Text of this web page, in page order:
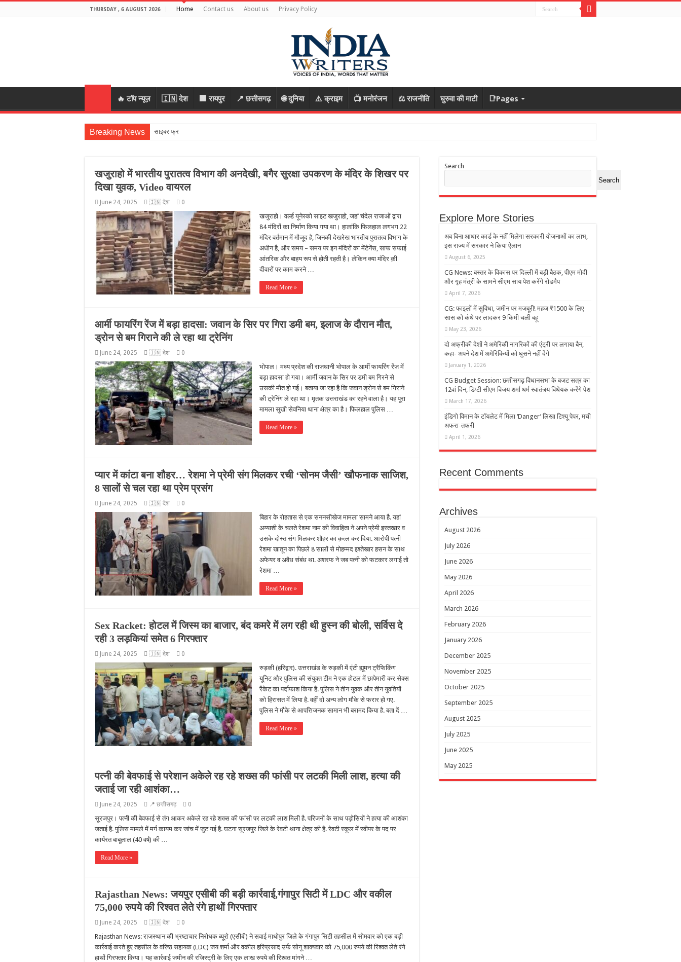
THURSDAY , 6 AUGUST 2026 Home Contact us About us Privacy Policy
🔥 टॉप न्यूज़ 🇮🇳 देश 🏢 रायपुर 📍 छत्तीसगढ़ 🌐 दुनिया ⚠️ क्राइम 📺 मनोरंजन ⚖️ राजनीति घुरुवा की माटी 📑Pages
Breaking News साइबर फ्राड मामले में बीजेपी ने
खजुराहो में भारतीय पुरातत्व विभाग की अनदेखी, बगैर सुरक्षा उपकरण के मंदिर के शिखर पर
दिखा युवक, Video वायरल
June 24, 2025 🇮🇳 देश 0
खजुराहो। वर्ल्ड यूनेस्को साइट खजुराहो, जहां चंदेल राजाओं द्वारा
84 मंदिरों का निर्माण किया गया था। हालांकि फिलहाल लगभग 22
मंदिर वर्तमान में मौजूद है, जिनकी देखरेख भारतीय पुरातत्व विभाग के
अधीन है, और समय – समय पर इन मंदिरों का मेंटेनेंस, साफ सफाई
आंतरिक और बाहय रूप से होती रहती है। लेकिन क्या मंदिर क़ी
दीवारों पर काम करने …
Read More »
आर्मी फायरिंग रेंज में बड़ा हादसा: जवान के सिर पर गिरा डमी बम, इलाज के दौरान मौत,
ड्रोन से बम गिराने की ले रहा था ट्रेनिंग
June 24, 2025 🇮🇳 देश 0
भोपाल। मध्य प्रदेश की राजधानी भोपाल के आर्मी फायरिंग रेंज में
बड़ा हादसा हो गया। आर्मी जवान के सिर पर डमी बम गिरने से
उसकी मौत हो गई। बताया जा रहा है कि जवान ड्रोन से बम गिराने
की ट्रेनिंग ले रहा था। मृतक उत्तराखंड का रहने वाला है। यह पूरा
मामला सुखी सेवनिया थाना क्षेत्र का है। फिलहाल पुलिस …
Read More »
प्यार में कांटा बना शौहर… रेशमा ने प्रेमी संग मिलकर रची ‘सोनम जैसी’ खौफनाक साजिश,
8 सालों से चल रहा था प्रेम प्रसंग
June 24, 2025 🇮🇳 देश 0
बिहार के रोहतास से एक सननसीखेज मामला सामने आया है. यहां
अय्याशी के चलते रेशमा नाम की विवाहिता ने अपने प्रेमी इस्तखार व
उसके दोस्त संग मिलकर शौहर का क़त्ल कर दिया. आरोपी पत्नी
रेशमा खातून का पिछले 8 सालों से मोहम्मद इश्तेखार हसन के साथ
अफेयर व अवैध संबंध था. अशरफ ने जब पत्नी को फटकार लगाई तो
रेशमा …
Read More »
Sex Racket: होटल में जिस्म का बाजार, बंद कमरे में लग रही थी हुस्न की बोली, सर्विस दे
रही 3 लड़कियां समेत 6 गिरफ्तार
June 24, 2025 🇮🇳 देश 0
रुड़की (हरिद्वार). उत्तराखंड के रुड़की में एंटी ह्यूमन ट्रैफिकिंग
यूनिट और पुलिस की संयुक्त टीम ने एक होटल में छापेमारी कर सेक्स
रैकेट का पर्दाफाश किया है. पुलिस ने तीन युवक और तीन युवतियों
को हिरासत में लिया है. वहीं दो अन्य लोग मौके से फरार हो गए.
पुलिस ने मौके से आपत्तिजनक सामान भी बरामद किया है. बता दें …
Read More »
पत्नी की बेवफाई से परेशान अकेले रह रहे शख्स की फांसी पर लटकी मिली लाश, हत्या की
जताई जा रही आशंका…
June 24, 2025 📍 छत्तीसगढ़ 0
सूरजपुर। पत्नी की बेवफाई से तंग आकर अकेले रह रहे शख्स की फांसी पर लटकी लाश मिली है. परिजनों के साथ पड़ोसियों ने हत्या की आशंका
जताई है. पुलिस मामले में मर्ग कायम कर जांच में जुट गई है. घटना सूरजपुर जिले के रेवटी थाना क्षेत्र की है. रेवटी स्कूल में स्वीपर के पद पर
कार्यरत बाबूलाल (40 वर्ष) की …
Read More »
Rajasthan News: जयपुर एसीबी की बड़ी कार्रवाई,गंगापुर सिटी में LDC और वकील
75,000 रुपये की रिश्वत लेते रंगे हाथों गिरफ्तार
June 24, 2025 🇮🇳 देश 0
Rajasthan News: राजस्थान की भ्रष्टाचार निरोधक ब्यूरो (एसीबी) ने सवाई माधोपुर जिले के गंगापुर सिटी तहसील में सोमवार को एक बड़ी
कार्रवाई करते हुए तहसील के वरिष्ठ सहायक (LDC) जय शर्मा और वकील हरिप्रसाद उर्फ सोनू शाक्यवार को 75,000 रुपये की रिश्वत लेते रंगे
हाथों गिरफ्तार किया। यह कार्रवाई जमीन की रजिस्ट्री के लिए एक लाख रुपये की रिश्वत मांगने …
Search
Search
Explore More Stories
अब बिना आधार कार्ड के नहीं मिलेगा सरकारी योजनाओं का लाभ,
इस राज्य में सरकार ने किया ऐलान
August 6, 2025
CG News: बस्तर के विकास पर दिल्ली में बड़ी बैठक, पीएम मोदी
और गृह मंत्री के सामने सीएम साय पेश करेंगे रोडमैप
April 7, 2026
CG: फाइलों में सुविधा, जमीन पर मजबूरी! महज ₹1500 के लिए
सास को कंधे पर लादकर 9 किमी चली बहू
May 23, 2026
दो अफ्रीकी देशों ने अमेरिकी नागरिकों की एंट्री पर लगाया बैन,
कहा- अपने देश में अमेरिकियों को घुसने नहीं देंगे
January 1, 2026
CG Budget Session: छत्तीसगढ़ विधानसभा के बजट सत्र का
12वां दिन, डिप्टी सीएम विजय शर्मा धर्म स्वातंत्र्य विधेयक करेंगे पेश
March 17, 2026
इंडिगो विमान के टॉयलेट में मिला ‘Danger’ लिखा टिश्यू पेपर, मची
अफरा-तफरी
April 1, 2026
Recent Comments
Archives
August 2026
July 2026
June 2026
May 2026
April 2026
March 2026
February 2026
January 2026
December 2025
November 2025
October 2025
September 2025
August 2025
July 2025
June 2025
May 2025